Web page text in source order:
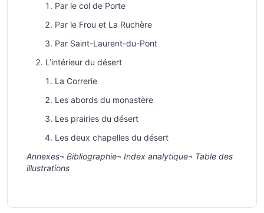
Par le col de Porte
Par le Frou et La Ruchère
Par Saint-Laurent-du-Pont
L’intérieur du désert
La Correrie
Les abords du monastère
Les prairies du désert
Les deux chapelles du désert
Annexes¬ Bibliographie¬ Index analytique¬ Table des
illustrations